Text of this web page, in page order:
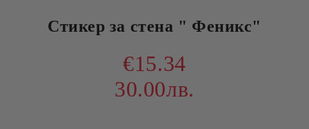
Стикер за стена " Феникс"
€15.34
30.00лв.